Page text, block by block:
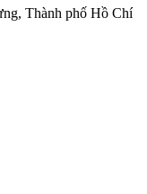
Thành phố Hồ Chí